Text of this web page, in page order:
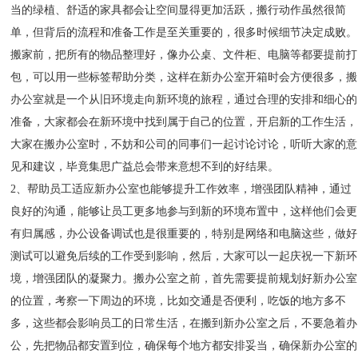
当的绿植、舒适的家具都会让空间显得更加活跃，搬行动作虽然很简
单，但背后的流程和准备工作是至关重要的，很多时候细节决定成败。
搬家前，把所有的物品整理好，像办公桌、文件柜、电脑等都要提前打
包，可以用一些标签帮助分类，这样在新办公室开箱时会方便很多，搬
办公室就是一个从旧环境走向新环境的旅程，通过合理的安排和细心的
准备，大家都会在新环境中找到属于自己的位置，开启新的工作生活，
大家在搬办公室时，不妨和公司的同事们一起讨论讨论，听听大家的意
见和建议，毕竟集思广益总会带来意想不到的好结果。
2、帮助员工适应新办公室也能够提升工作效率，增强团队精神，通过
良好的沟通，能够让员工更多地参与到新的环境布置中，这样他们会更
有归属感，办公设备调试也是很重要的，特别是网络和电脑这些，做好
测试可以避免后续的工作受到影响，然后，大家可以一起庆祝一下新环
境，增强团队的凝聚力。搬办公室之前，首先需要提前规划好新办公室
的位置，考察一下周边的环境，比如交通是否便利，吃饭的地方多不
多，这些都会影响员工的日常生活，在搬到新办公室之后，不要急着办
公，先把物品都安置到位，确保每个地方都安排妥当，确保新办公室的